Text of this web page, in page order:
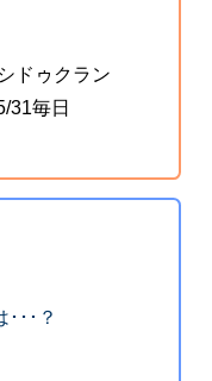
ドゥクラン
31毎日
･･？